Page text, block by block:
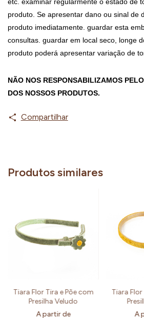
produto. Se apresentar dano ou sinal de
produto imediatamente. guardar esta
consultas. guardar em local seco, longe
produto poderá apresentar variação de
NÃO NOS RESPONSABILIZAMOS
DOS NOSSOS PRODUTOS.
Compartilhar
Produtos similares
Tiara Flor Tira e Põe com
Presilha Veludo
Tiara Flor